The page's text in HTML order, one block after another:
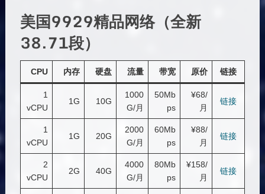
美国9929精品网络（全新
38.71段）
CPU 内存 硬盘 流量 带宽 原价 链接
1
vCPU
1G 10G
1000
G/月
50Mb
ps
¥68/
月
链接
1
vCPU
1G 20G
2000
G/月
60Mb
ps
¥88/
月
链接
2
vCPU
2G 40G
4000
G/月
80Mb
ps
¥158/
月
链接